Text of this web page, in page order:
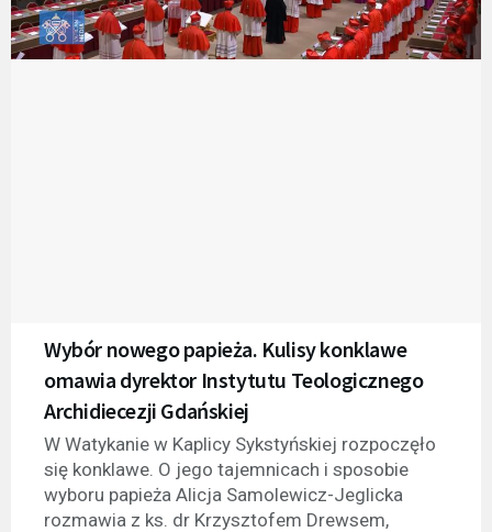
Wybór nowego papieża. Kulisy konklawe
omawia dyrektor Instytutu Teologicznego
Archidiecezji Gdańskiej
W Watykanie w Kaplicy Sykstyńskiej rozpoczęło
się konklawe. O jego tajemnicach i sposobie
wyboru papieża Alicja Samolewicz-Jeglicka
rozmawia z ks. dr Krzysztofem Drewsem,